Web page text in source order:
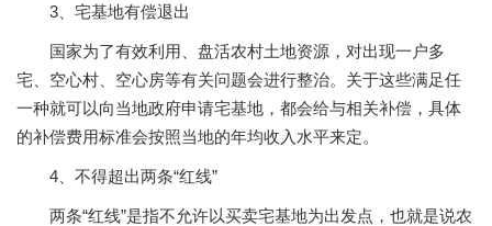
3、宅基地有偿退出
国家为了有效利用、盘活农村土地资源，对出现一户多
宅、空心村、空心房等有关问题会进行整治。关于这些满足任
一种就可以向当地政府申请宅基地，都会给与相关补偿，具体
的补偿费用标准会按照当地的年均收入水平来定。
4、不得超出两条“红线”
两条“红线”是指不允许以买卖宅基地为出发点，也就是说农